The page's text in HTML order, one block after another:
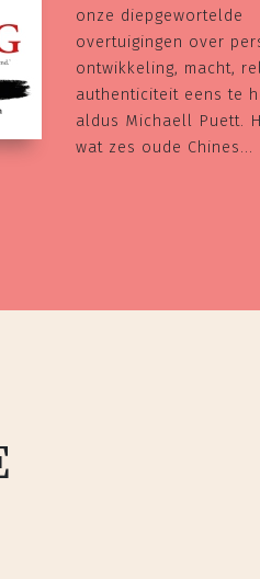
onze diepgewortelde
overtuigingen over
ontwikkeling, macht,
authenticiteit eens te
aldus Michaell Puett.
wat zes oude Chines...